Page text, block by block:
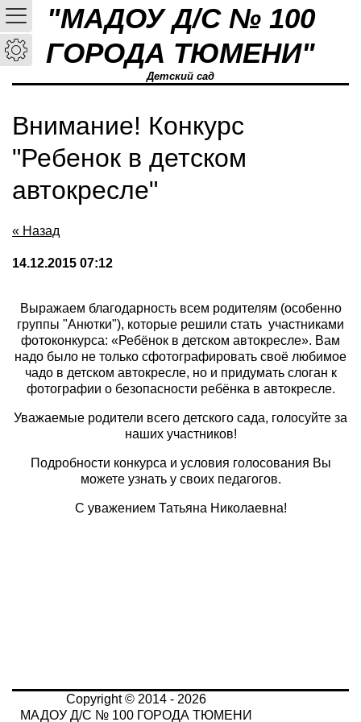
"МАДОУ Д/С № 100
ГОРОДА ТЮМЕНИ"
Детский сад
Внимание! Конкурс
"Ребенок в детском
автокресле"
« Назад
14.12.2015 07:12
Выражаем благодарность всем родителям (особенно
группы "Анютки"), которые решили стать участниками
фотоконкурса: «Ребёнок в детском автокресле». Вам
надо было не только сфотографировать своё любимое
чадо в детском автокресле, но и придумать слоган к
фотографии о безопасности ребёнка в автокресле.
Уважаемые родители всего детского сада, голосуйте за
наших участников!
Подробности конкурса и условия голосования Вы
можете узнать у своих педагогов.
С уважением Татьяна Николаевна!
Copyright © 2014 - 2026
МАДОУ Д/С № 100 ГОРОДА ТЮМЕНИ